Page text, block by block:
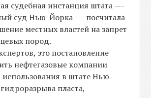
судебная инстанция штата —-
суд Нью-Йорка —- посчитала
местных властей на запрет
пород.
это постановление
нефтегазовые компании
использования в штате Нью-
пласта,